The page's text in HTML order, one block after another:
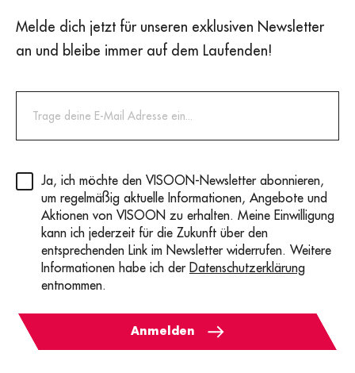
Melde dich jetzt für unseren exklusiven Newsletter
an und bleibe immer auf dem Laufenden!
Privacy(erforderlich)
Ja, ich möchte den VISOON-Newsletter abonnieren,
um regelmäßig aktuelle Informationen, Angebote und
Aktionen von VISOON zu erhalten. Meine Einwilligung
kann ich jederzeit für die Zukunft über den
entsprechenden Link im Newsletter widerrufen. Weitere
Informationen habe ich der Datenschutzerklärung
entnommen.
Anmelden